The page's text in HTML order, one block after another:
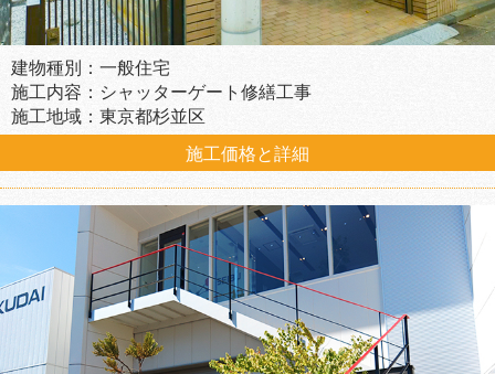
建物種別：一般住宅
施工内容：シャッターゲート修繕工事
施工地域：東京都杉並区
施工価格と詳細